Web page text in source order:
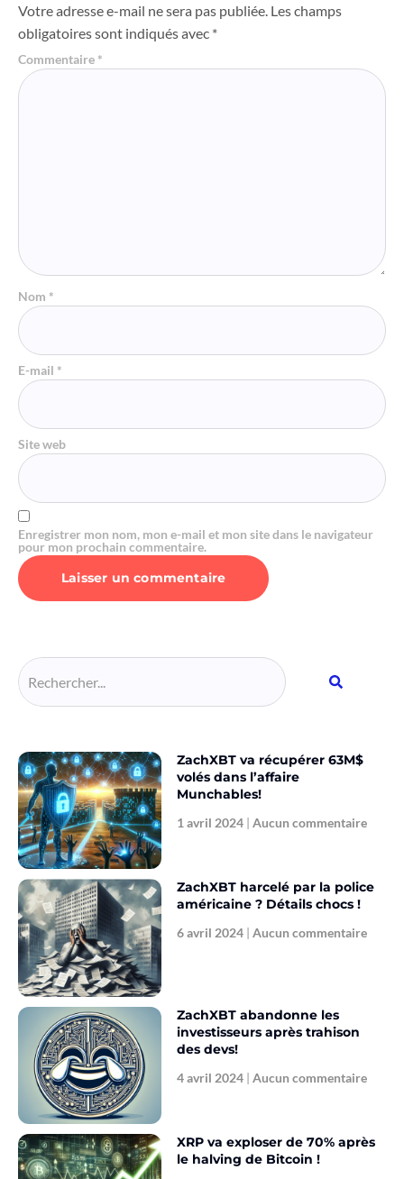
Votre adresse e-mail ne sera pas publiée. Les champs
obligatoires sont indiqués avec *
Commentaire *
Nom *
E-mail *
Site web
Enregistrer mon nom, mon e-mail et mon site dans le navigateur
pour mon prochain commentaire.
ZachXBT va récupérer 63M$
volés dans l’affaire
Munchables!
1 avril 2024 Aucun commentaire
ZachXBT harcelé par la police
américaine ? Détails chocs !
6 avril 2024 Aucun commentaire
ZachXBT abandonne les
investisseurs après trahison
des devs!
4 avril 2024 Aucun commentaire
XRP va exploser de 70% après
le halving de Bitcoin !